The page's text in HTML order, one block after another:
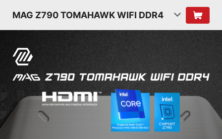
MAG Z790 TOMAHAWK WIFI DDR4